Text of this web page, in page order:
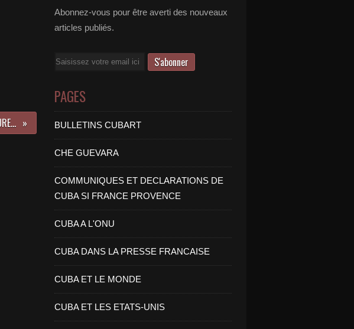
Venezuela: LA DICTATURE BOLIVARIENNE PAR Lidia Falcon
Abonnez-vous pour être averti des nouveaux
articles publiés.
Email
PAGES
BULLETINS CUBART
CHE GUEVARA
COMMUNIQUES ET DECLARATIONS DE
CUBA SI FRANCE PROVENCE
CUBA A L'ONU
CUBA DANS LA PRESSE FRANCAISE
CUBA ET LE MONDE
CUBA ET LES ETATS-UNIS